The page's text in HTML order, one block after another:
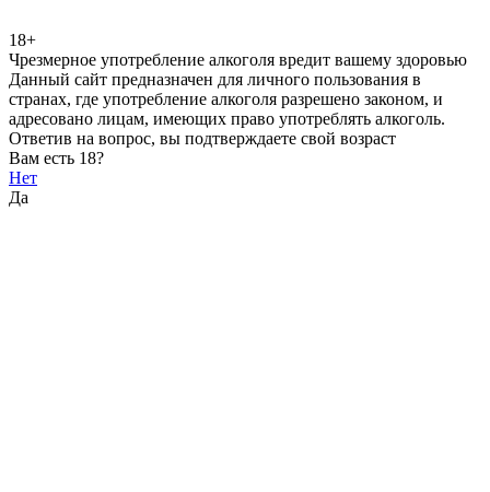
18+
Чрезмерное употребление алкоголя вредит вашему здоровью
Данный сайт предназначен для личного пользования в
странах, где употребление алкоголя разрешено законом, и
адресовано лицам, имеющих право употреблять алкоголь.
Ответив на вопрос, вы подтверждаете свой возраст
Вам есть 18?
Нет
Да